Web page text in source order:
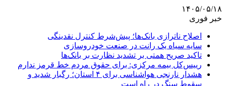
۱۴۰۵/۰۵/۱۸
خبر فوری
اصلاح ناترازی بانک‌ها؛ پیش‌شرط کنترل نقدینگی
سایه سیاه یک رانت در صنعت خودروسازی
تاکید صریح همتی بر تشدید نظارت بر بانک‌ها
رییس‌کل بیمه مرکزی: برای حقوق مردم خط قرمز ندارم
هشدار نارنجی هواشناسی برای ۴ استان؛ رگبار شدید و
سقوط سنگ در راه است